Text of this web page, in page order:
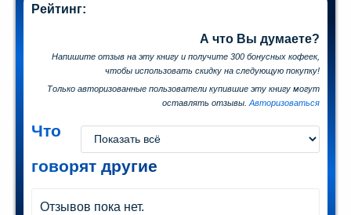
Рейтинг:
А что Вы думаете?
Напишите отзыв на эту книгу и получите 300 бонусных кофеек,
чтобы использовать скидку на следующую покупку!
Только авторизованные пользователи купившие эту книгу могут
оставлять отзывы. Авторизоваться
Что
говорят другие
Отзывов пока нет.